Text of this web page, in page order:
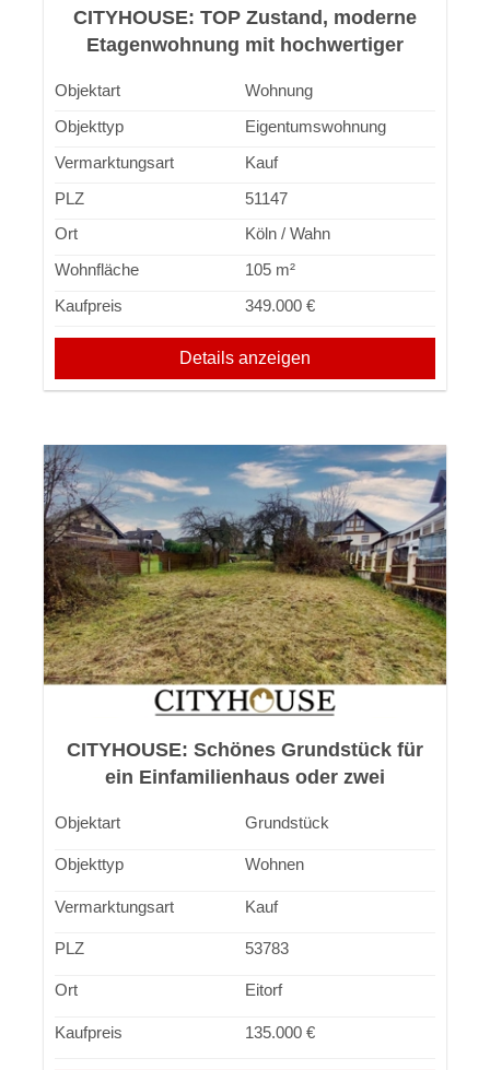
CITYHOUSE: TOP Zustand, moderne
Etagenwohnung mit hochwertiger
Objektart
Wohnung
Objekttyp
Eigentumswohnung
Vermarktungsart
Kauf
PLZ
51147
Ort
Köln / Wahn
Wohnfläche
105 m²
Kaufpreis
349.000 €
Details anzeigen
CITYHOUSE: Schönes Grundstück für
ein Einfamilienhaus oder zwei
Objektart Grundstück
Objekttyp Wohnen
Vermarktungsart Kauf
PLZ 53783
Ort Eitorf
Kaufpreis 135.000 €